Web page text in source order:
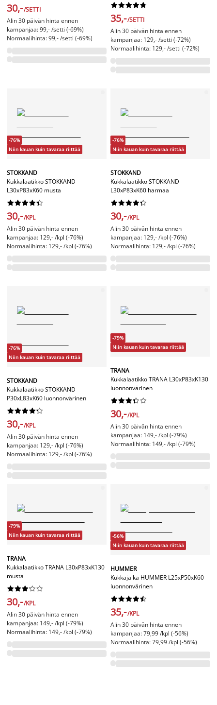
30,-/SETTI
Alin 30 päivän hinta ennen
kampanjaa: 99,- /setti (-69%)
Normaalihinta: 99,- /setti (-69%)






35,-/SETTI
Alin 30 päivän hinta ennen
kampanjaa: 129,- /setti (-72%)
Normaalihinta: 129,- /setti (-72%)
-76%
Niin kauan kuin tavaraa riittää
STOKKAND
Kukkalaatikko STOKKAND
L30xP83xK60 musta






30,-/KPL
Alin 30 päivän hinta ennen
kampanjaa: 129,- /kpl (-76%)
Normaalihinta: 129,- /kpl (-76%)
-76%
Niin kauan kuin tavaraa riittää
STOKKAND
Kukkalaatikko STOKKAND
L30xP83xK60 harmaa






30,-/KPL
Alin 30 päivän hinta ennen
kampanjaa: 129,- /kpl (-76%)
Normaalihinta: 129,- /kpl (-76%)
-76%
Niin kauan kuin tavaraa riittää
STOKKAND
Kukkalaatikko STOKKAND
P30xL83xK60 luonnonvärinen






30,-/KPL
Alin 30 päivän hinta ennen
kampanjaa: 129,- /kpl (-76%)
Normaalihinta: 129,- /kpl (-76%)
-79%
Niin kauan kuin tavaraa riittää
TRANA
Kukkalaatikko TRANA L30xP83xK130
luonnonvärinen






30,-/KPL
Alin 30 päivän hinta ennen
kampanjaa: 149,- /kpl (-79%)
Normaalihinta: 149,- /kpl (-79%)
-79%
Niin kauan kuin tavaraa riittää
TRANA
Kukkalaatikko TRANA L30xP83xK130
musta






30,-/KPL
Alin 30 päivän hinta ennen
kampanjaa: 149,- /kpl (-79%)
Normaalihinta: 149,- /kpl (-79%)
-56%
Niin kauan kuin tavaraa riittää
HUMMER
Kukkajalka HUMMER L25xP50xK60
luonnonvärinen






35,-/KPL
Alin 30 päivän hinta ennen
kampanjaa: 79,99 /kpl (-56%)
Normaalihinta: 79,99 /kpl (-56%)